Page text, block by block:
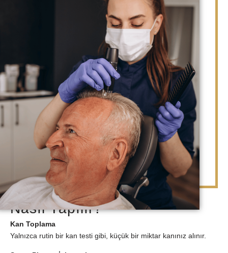
Nasıl Yapılır?
Kan Toplama
Yalnızca rutin bir kan testi gibi, küçük bir miktar kanınız alınır.